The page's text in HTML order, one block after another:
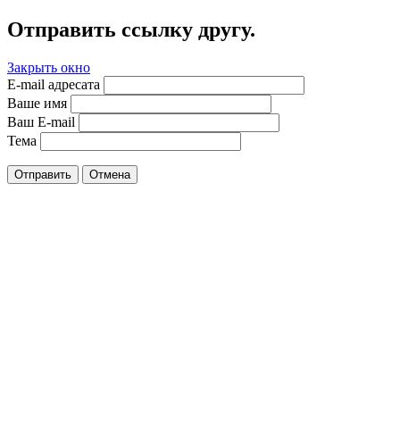
Отправить ссылку другу.
Закрыть окно
E-mail адресата
Ваше имя
Ваш E-mail
Тема
Отправить Отмена